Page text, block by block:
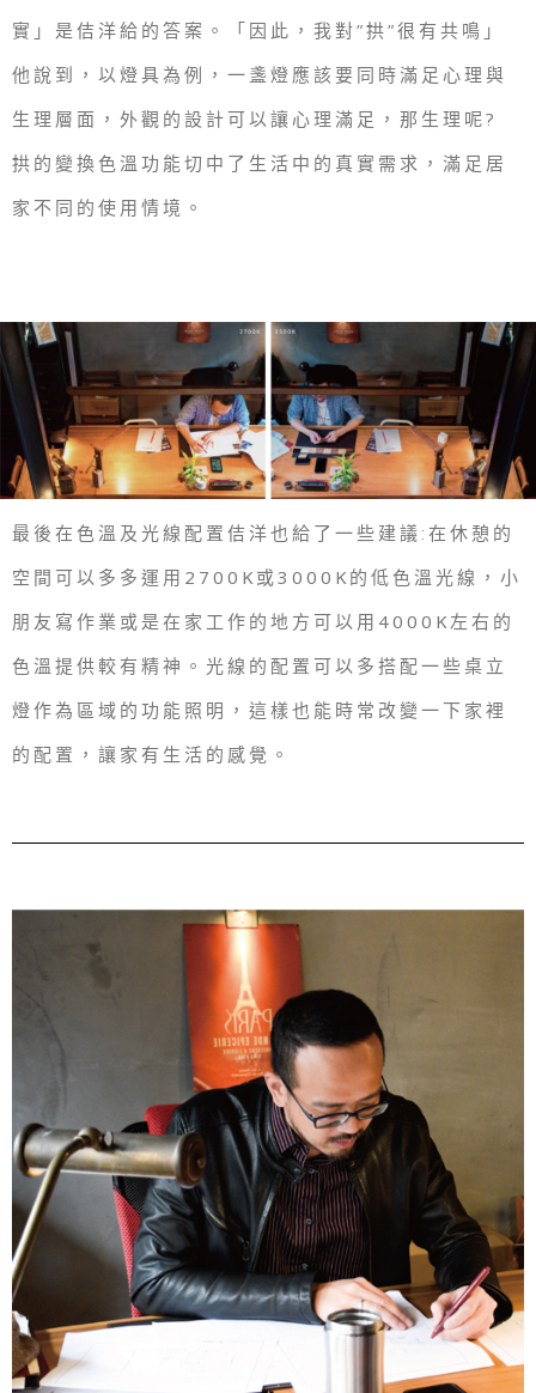
實」是佶洋給的答案。「因此，我對”拱”很有共鳴」
他說到，以燈具為例，一盞燈應該要同時滿足心理與
生理層面，外觀的設計可以讓心理滿足，那生理呢?
拱的變換色溫功能切中了生活中的真實需求，滿足居
家不同的使用情境。
最後在色溫及光線配置佶洋也給了一些建議:在休憩的
空間可以多多運用2700K或3000K的低色溫光線，小
朋友寫作業或是在家工作的地方可以用4000K左右的
色溫提供較有精神。光線的配置可以多搭配一些桌立
燈作為區域的功能照明，這樣也能時常改變一下家裡
的配置，讓家有生活的感覺。